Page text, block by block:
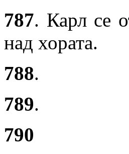
787. Карл се
над хората.
788.
789.
790